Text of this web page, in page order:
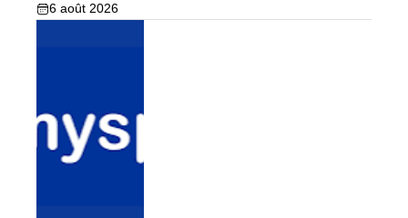
6 août 2026